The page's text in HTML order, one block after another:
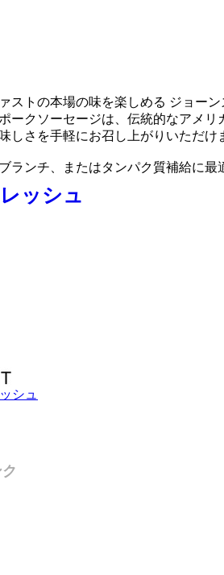
ストの本場の味を楽しめる ジョー
ークソーセージは、伝統的なアメ
しさを手軽にお召し上がりいただけ
ランチ、またはタンパク質補給に
ッシュ
シュ